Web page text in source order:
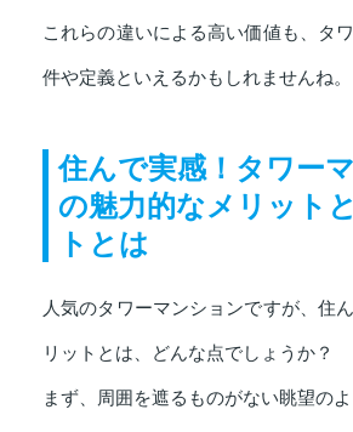
これらの違いによる高い価値も、タ
件や定義といえるかもしれませんね。
住んで実感！タワー
の魅力的なメリット
トとは
人気のタワーマンションですが、住
リットとは、どんな点でしょうか？
まず、周囲を遮るものがない眺望のよ